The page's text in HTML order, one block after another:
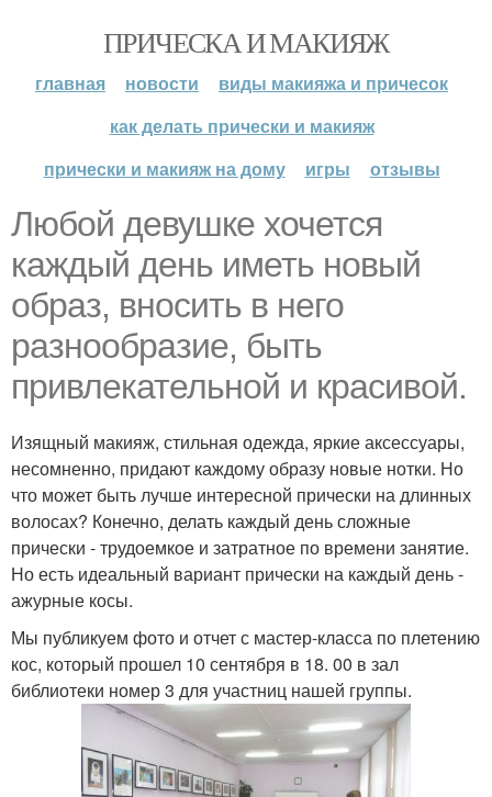
ПРИЧЕСКА И МАКИЯЖ
главная новости
виды макияжа и причесок
как делать прически и макияж
прически и макияж на дому
игры отзывы
Любой девушке хочется
каждый день иметь новый
образ, вносить в него
разнообразие, быть
привлекательной и красивой.
Изящный макияж, стильная одежда, яркие аксессуары,
несомненно, придают каждому образу новые нотки. Но
что может быть лучше интересной прически на длинных
волосах? Конечно, делать каждый день сложные
прически - трудоемкое и затратное по времени занятие.
Но есть идеальный вариант прически на каждый день -
ажурные косы.
Мы публикуем фото и отчет с мастер-класса по плетению
кос, который прошел 10 сентября в 18. 00 в зал
библиотеки номер 3 для участниц нашей группы.